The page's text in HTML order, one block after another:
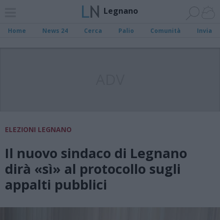
Legnano
Home News 24 Cerca Palio Comunità Invia
ELEZIONI LEGNANO
Il nuovo sindaco di Legnano
dirà «sì» al protocollo sugli
appalti pubblici